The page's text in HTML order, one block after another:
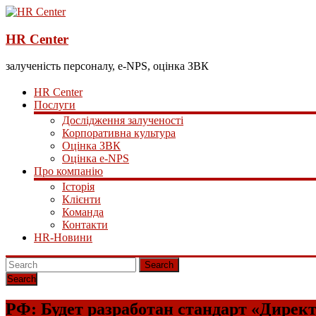
HR Center
залученість персоналу, e-NPS, оцінка ЗВК
HR Center
Послуги
Дослідження залученості
Корпоративна культура
Оцінка ЗВК
Оцінка e-NPS
Про компанію
Історія
Клієнти
Команда
Контакти
HR-Новини
Search
РФ: Будет разработан стандарт